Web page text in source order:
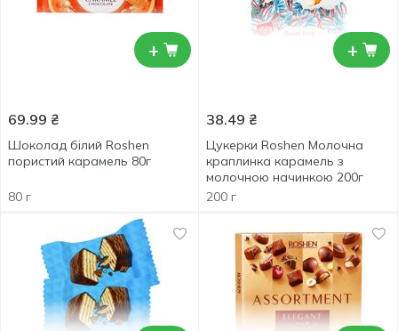
+
69.99 ₴
Шоколад білий Roshen
пористий карамель 80г
80 г
+
38.49 ₴
Цукерки Roshen Молочна
краплинка карамель з
молочною начинкою 200г
200 г